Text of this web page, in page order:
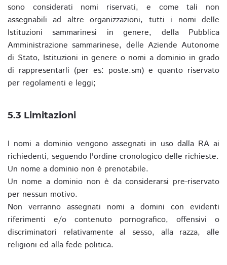
sono considerati nomi riservati, e come tali non
assegnabili ad altre organizzazioni, tutti i nomi delle
Istituzioni sammarinesi in genere, della Pubblica
Amministrazione sammarinese, delle Aziende Autonome
di Stato, Istituzioni in genere o nomi a dominio in grado
di rappresentarli (per es: poste.sm) e quanto riservato
per regolamenti e leggi;
5.3 Limitazioni
I nomi a dominio vengono assegnati in uso dalla RA ai
richiedenti, seguendo l'ordine cronologico delle richieste.
Un nome a dominio non è prenotabile.
Un nome a dominio non è da considerarsi pre-riservato
per nessun motivo.
Non verranno assegnati nomi a domini con evidenti
riferimenti e/o contenuto pornografico, offensivi o
discriminatori relativamente al sesso, alla razza, alle
religioni ed alla fede politica.